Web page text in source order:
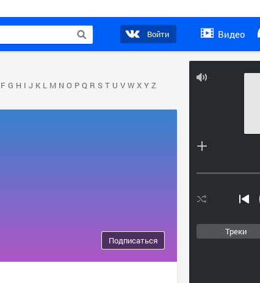
Войти Видео
Треки
F G H I J K L M N O P Q R S T U V W X Y Z
Подписаться